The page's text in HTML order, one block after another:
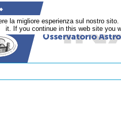
la migliore esperienza sul nostro
it. If you continue in this web site you